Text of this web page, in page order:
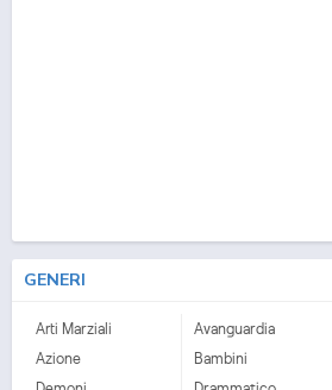
GENERI
Arti Marziali Avanguardia
Azione
Bambini